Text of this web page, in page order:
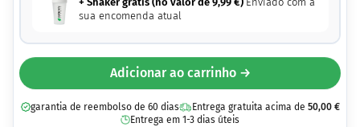
sua encomenda atual
Adicionar ao carrinho →
garantia de reembolso de 60 dias Entrega gratuita acima de 50,00 €
Entrega em 1-3 dias úteis